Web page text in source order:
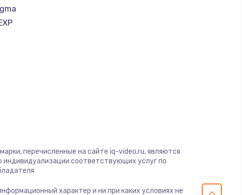
перечисленные на сайте iq-video.ru, являются
индивидуализации соответствующих услуг по
характер и ни при каких условиях не